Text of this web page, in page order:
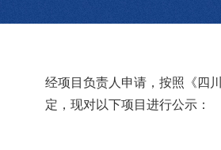
经项目负责人申请，按照《四
定，现对以下项目进行公示：